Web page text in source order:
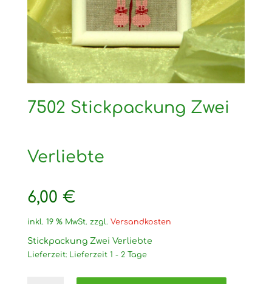
7502 Stickpackung Zwei
Verliebte
6,00 €
inkl. 19 % MwSt. zzgl. Versandkosten
Stickpackung Zwei Verliebte
Lieferzeit: Lieferzeit 1 - 2 Tage